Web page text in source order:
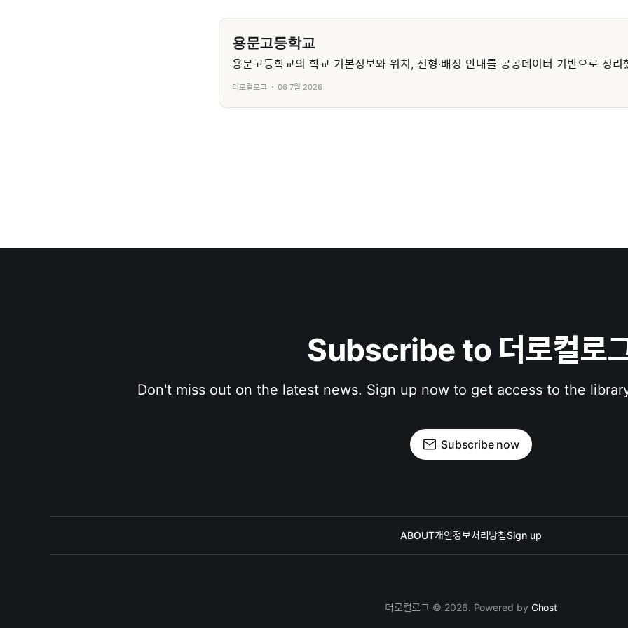
용문고등학교
용문고등학교의 학교 기본정보와 위치, 전형·배정 안내를 공공데이터 기반으로 정리
더로컬로그 06 7월 2026
Subscribe to 더로컬로
Don't miss out on the latest news. Sign up now to get access to the
Subscribe now
ABOUT개인정보처리방침Sign up
더로컬로그 © 2026. Powered by Ghost